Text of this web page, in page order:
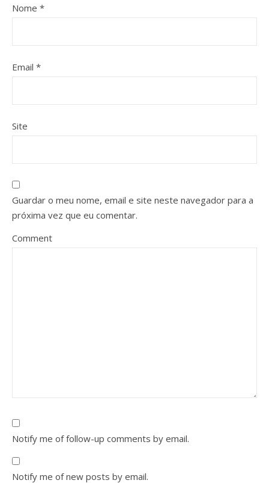
Nome *
Email *
Site
Guardar o meu nome, email e site neste navegador para a
próxima vez que eu comentar.
Comment
Notify me of follow-up comments by email.
Notify me of new posts by email.